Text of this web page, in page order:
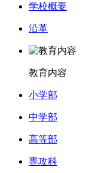
学校概要
沿革
教育内容
小学部
中学部
高等部
専攻科